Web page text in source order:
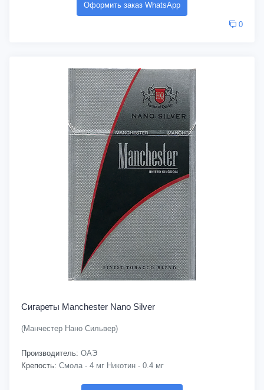
Оформить заказ WhatsApp
0
Сигареты Manchester Nano Silver
(Манчестер Нано Сильвер)
Производитель: ОАЭ
Крепость: Смола - 4 мг Никотин - 0.4 мг